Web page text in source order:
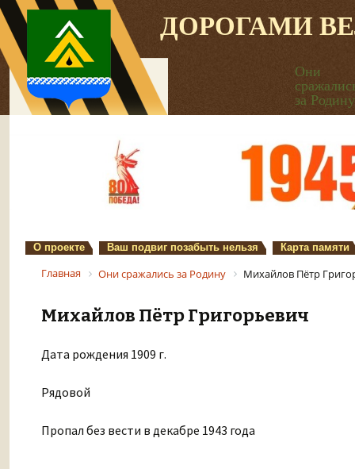
ДОРОГАМИ
Они
за Родину
О проекте Ваш подвиг позабыть нельзя Карта памяти
Главная Они сражались за Родину Михайлов Пётр
Михайлов Пётр Григорьевич
Дата рождения 1909 г.
Рядовой
Пропал без вести в декабре 1943 года